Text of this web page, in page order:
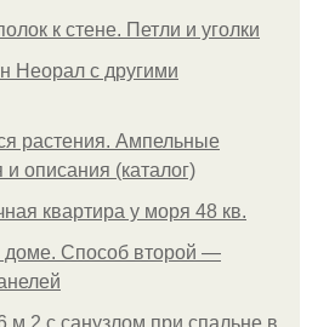
к стене. Петли и уголки
Неорал с другими
растения. Ампельные
описания (каталог)
квартира у моря 48 кв.
доме. Способ второй —
м 2 с санузлом при спальне в